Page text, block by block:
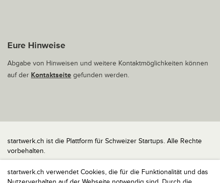
startwerk.ch verwendet Cookies, die für die Funktionalität und das
Eure Hinweise
Abgabe von Hinweisen und weitere Kontaktmöglichkeiten können
auf der Kontaktseite gefunden werden.
startwerk.ch ist die Plattform für Schweizer Startups. Alle Rechte
vorbehalten.
Impressum
Kontakt